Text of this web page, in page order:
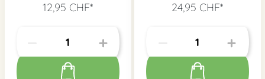
12,95 CHF* 24,95 CHF*